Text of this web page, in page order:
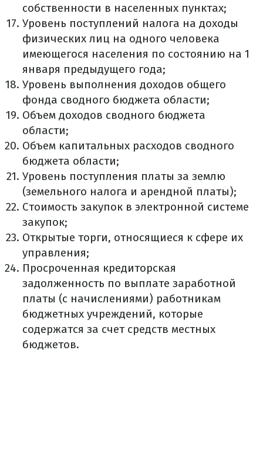
собственности в населенных пунктах;
Уровень поступлений налога на доходы
физических лиц на одного человека
имеющегося населения по состоянию на 1
января предыдущего года;
Уровень выполнения доходов общего
фонда сводного бюджета области;
Объем доходов сводного бюджета
области;
Объем капитальных расходов сводного
бюджета области;
Уровень поступления платы за землю
(земельного налога и арендной платы);
Стоимость закупок в электронной системе
закупок;
Открытые торги, относящиеся к сфере их
управления;
Просроченная кредиторская
задолженность по выплате заработной
платы (с начислениями) работникам
бюджетных учреждений, которые
содержатся за счет средств местных
бюджетов.